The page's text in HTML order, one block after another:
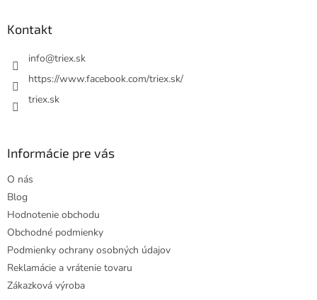
Kontakt
info@triex.sk
https://www.facebook.com/triex.sk/
triex.sk
Informácie pre vás
O nás
Blog
Hodnotenie obchodu
Obchodné podmienky
Podmienky ochrany osobných údajov
Reklamácie a vrátenie tovaru
Zákazková výroba